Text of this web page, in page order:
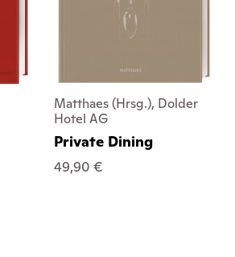
Matthaes (Hrsg.), Dolder
Hotel AG
Private Dining
49,90 €